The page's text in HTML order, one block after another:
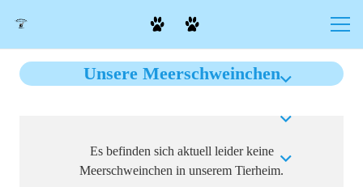
Unsere Meerschweinchen
Es befinden sich aktuell leider keine
Meerschweinchen in unserem Tierheim.